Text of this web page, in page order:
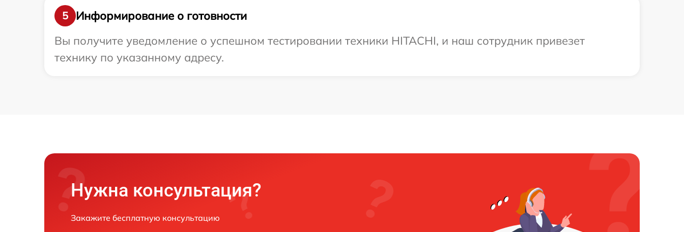
5
Информирование о готовности
Вы получите уведомление о успешном тестировании техники HITACHI, и наш сотрудник привезет
технику по указанному адресу.
Нужна консультация?
Закажите бесплатную консультацию